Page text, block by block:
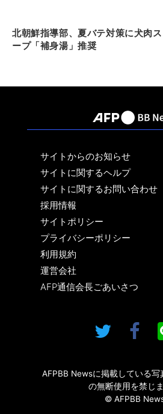
北朝鮮指導部、夏バテ対策に犬肉ス
ープ「補身湯」推奨
サイトからのお知らせ
サイトに関するヘルプ
サイトに関するお問い合わせ
採用情報
サイトポリシー
プライバシーポリシー
利用規約
運営会社
AFP通信会長ごあいさつ
AFPBB Newsに掲載している
の無断使用を禁じま
© AFPBB